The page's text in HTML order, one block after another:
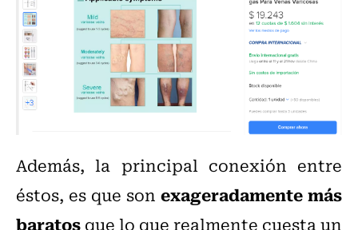
Además, la principal conexión entre
éstos, es que son exageradamente más
baratosque lo que realmente cuesta un